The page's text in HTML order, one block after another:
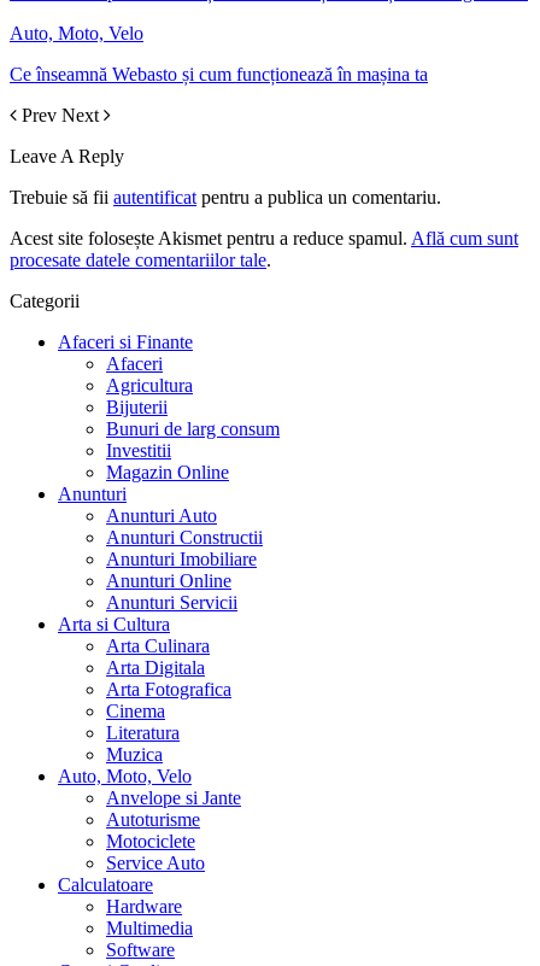
Auto, Moto, Velo
Ce înseamnă Webasto și cum funcționează în mașina ta
Prev Next
Leave A Reply
Trebuie să fii autentificat pentru a publica un comentariu.
Acest site folosește Akismet pentru a reduce spamul. Află cum sunt
procesate datele comentariilor tale.
Categorii
Afaceri si Finante
Afaceri
Agricultura
Bijuterii
Bunuri de larg consum
Investitii
Magazin Online
Anunturi
Anunturi Auto
Anunturi Constructii
Anunturi Imobiliare
Anunturi Online
Anunturi Servicii
Arta si Cultura
Arta Culinara
Arta Digitala
Arta Fotografica
Cinema
Literatura
Muzica
Auto, Moto, Velo
Anvelope si Jante
Autoturisme
Motociclete
Service Auto
Calculatoare
Hardware
Multimedia
Software